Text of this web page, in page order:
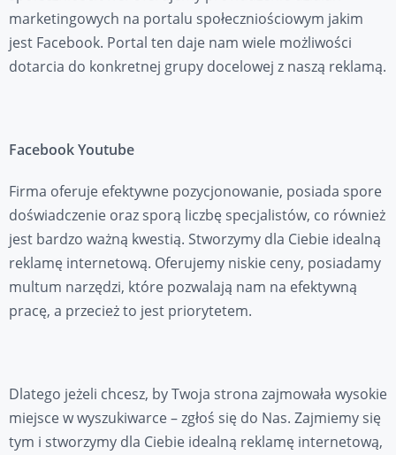
marketingowych na portalu społeczniościowym jakim
jest Facebook. Portal ten daje nam wiele możliwości
dotarcia do konkretnej grupy docelowej z naszą reklamą.
Facebook Youtube
Firma oferuje efektywne pozycjonowanie, posiada spore
doświadczenie oraz sporą liczbę specjalistów, co również
jest bardzo ważną kwestią. Stworzymy dla Ciebie idealną
reklamę internetową. Oferujemy niskie ceny, posiadamy
multum narzędzi, które pozwalają nam na efektywną
pracę, a przecież to jest priorytetem.
Dlatego jeżeli chcesz, by Twoja strona zajmowała wysokie
miejsce w wyszukiwarce – zgłoś się do Nas. Zajmiemy się
tym i stworzymy dla Ciebie idealną reklamę internetową,